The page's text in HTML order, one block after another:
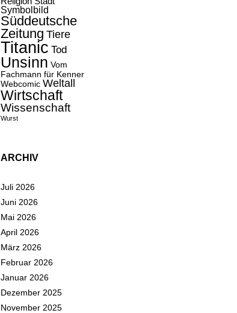
Symbolbild
Süddeutsche
Zeitung Tiere
Titanic Tod
Unsinn Vom
Fachmann für Kenner
Webcomic Weltall
Wirtschaft
Wissenschaft
Wurst
ARCHIV
Juli 2026
Juni 2026
Mai 2026
April 2026
März 2026
Februar 2026
Januar 2026
Dezember 2025
November 2025